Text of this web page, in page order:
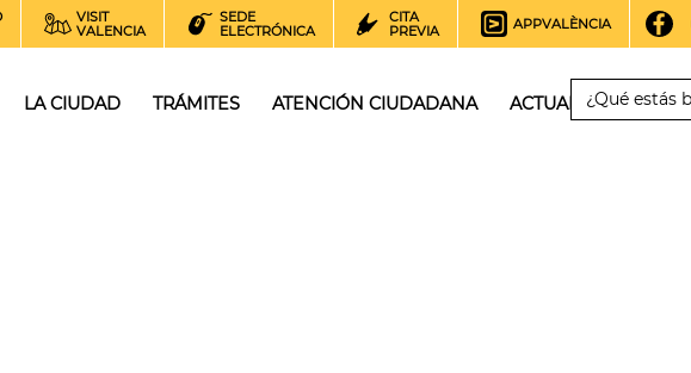
VISIT
VALENCIA
SEDE
ELECTRÓNICA
CITA
PREVIA
APPVALÈNCIA
LA CIUDAD TRÁMITES ATENCIÓN CIUDADANA ACTUALIDAD